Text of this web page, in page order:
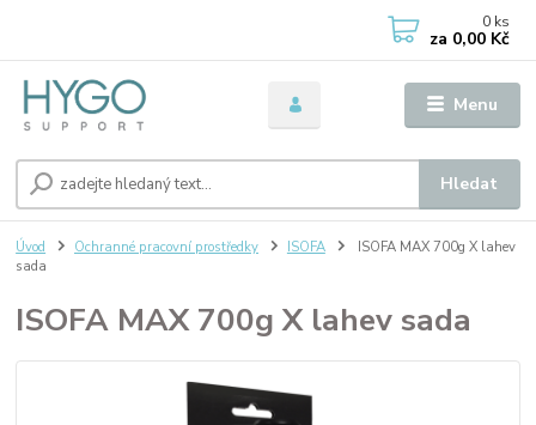
Menu
Hledat
0 ks
za 0,00 Kč
Úvod Ochranné pracovní prostředky ISOFA
ISOFA MAX 700g X lahev
sada
ISOFA MAX 700g X lahev sada